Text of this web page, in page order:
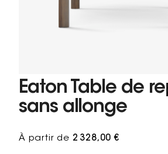
Eaton Table de
sans allonge
À partir de 2 328,00 €